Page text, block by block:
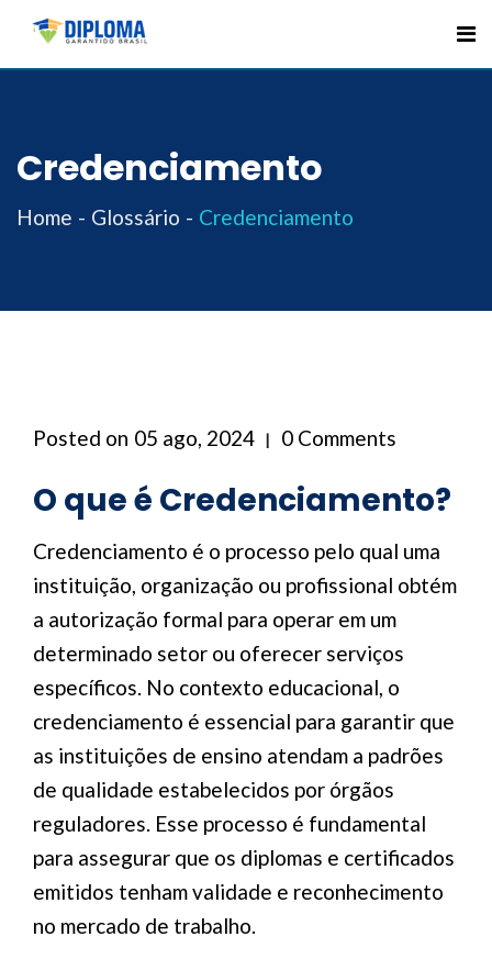
Skip
Credenciamento
Home Glossário Credenciamento
Posted on 05 ago, 2024 0 Comments
O que é Credenciamento?
Credenciamento é o processo pelo qual uma
instituição, organização ou profissional obtém
a autorização formal para operar em um
determinado setor ou oferecer serviços
específicos. No contexto educacional, o
credenciamento é essencial para garantir que
as instituições de ensino atendam a padrões
de qualidade estabelecidos por órgãos
reguladores. Esse processo é fundamental
para assegurar que os diplomas e certificados
emitidos tenham validade e reconhecimento
no mercado de trabalho.